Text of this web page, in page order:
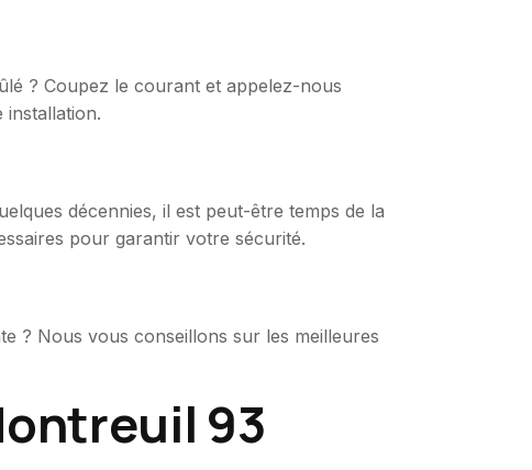
? Coupez le courant et appelez-nous
décennies, il est peut-être temps de la
pour garantir votre sécurité.
? Nous vous conseillons sur les meilleures
93